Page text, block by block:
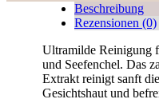
Beschreibung
Rezensionen (0)
Ultramilde Reinigung
und Seefenchel. Das
Extrakt reinigt sanft
Gesichtshaut und